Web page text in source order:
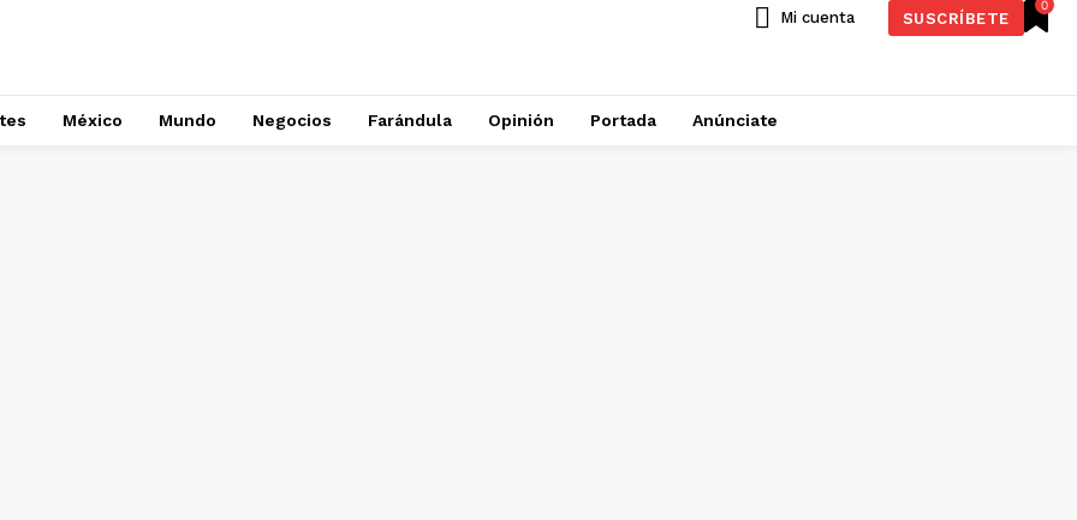
0
Mi cuenta SUSCRÍBETE
México Mundo Negocios Farándula Opinión Portada Anúnciate